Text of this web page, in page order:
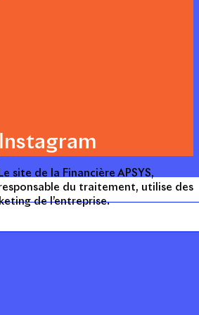
Instagram
Le site de la Financière APSYS,
du traitement, utilise des
de l’entreprise.